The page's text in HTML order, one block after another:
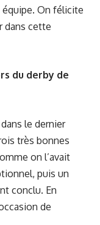
équipe. On félicite
dans cette
du derby de
le dernier
très bonnes
on l’avait
puis un
conclu. En
de